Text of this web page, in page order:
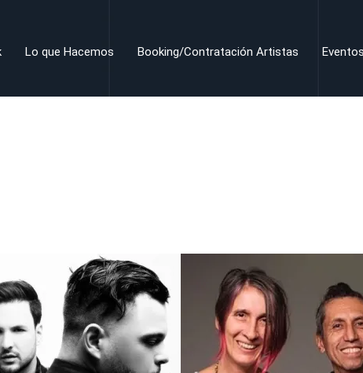
Lo que Hacemos Booking/Contratación Artistas Eventos